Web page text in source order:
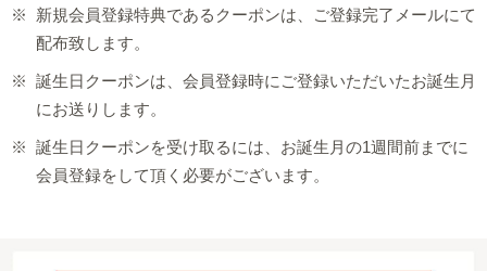
※
新規会員登録特典であるクーポンは、ご登録完了メールにて
配布致します。
※ 誕生日クーポンは、会員登録時にご登録いただいたお誕生月
にお送りします。
※ 誕生日クーポンを受け取るには、お誕生月の1週間前までに
会員登録をして頂く必要がございます。